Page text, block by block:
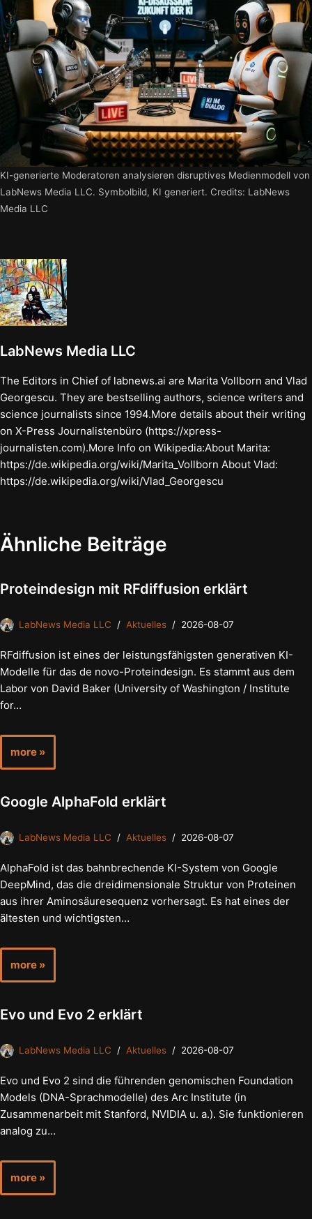
KI-generierte Moderatoren analysieren disruptives Medienmodell von
LabNews Media LLC. Symbolbild, KI generiert. Credits: LabNews
Media LLC
LabNews Media LLC
The Editors in Chief of labnews.ai are Marita Vollborn and Vlad
Georgescu. They are bestselling authors, science writers and
science journalists since 1994.More details about their writing
on X-Press Journalistenbüro (https://xpress-
journalisten.com).More Info on Wikipedia:About Marita:
https://de.wikipedia.org/wiki/Marita_Vollborn About Vlad:
https://de.wikipedia.org/wiki/Vlad_Georgescu
Ähnliche Beiträge
Proteindesign mit RFdiffusion erklärt
LabNews Media LLC Aktuelles 2026-08-07
RFdiffusion ist eines der leistungsfähigsten generativen KI-
Modelle für das de novo-Proteindesign. Es stammt aus dem
Labor von David Baker (University of Washington / Institute
for…
more »
Google AlphaFold erklärt
LabNews Media LLC Aktuelles 2026-08-07
AlphaFold ist das bahnbrechende KI-System von Google
DeepMind, das die dreidimensionale Struktur von Proteinen
aus ihrer Aminosäuresequenz vorhersagt. Es hat eines der
ältesten und wichtigsten…
more »
Evo und Evo 2 erklärt
LabNews Media LLC Aktuelles 2026-08-07
Evo und Evo 2 sind die führenden genomischen Foundation
Models (DNA-Sprachmodelle) des Arc Institute (in
Zusammenarbeit mit Stanford, NVIDIA u. a.). Sie funktionieren
analog zu…
more »